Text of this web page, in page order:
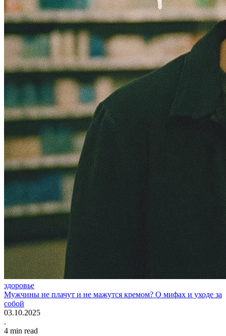
здоровье
Мужчины не плачут и не мажутся кремом? О мифах и уходе за
собой
03.10.2025
.
4 min read